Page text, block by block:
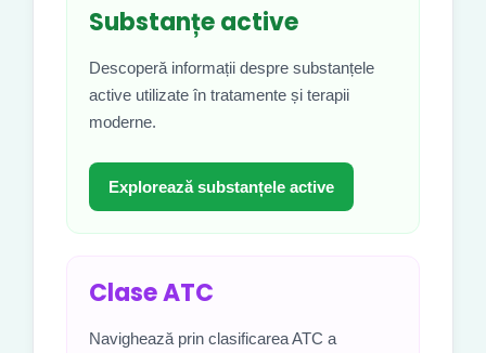
Substanțe active
Descoperă informații despre substanțele
active utilizate în tratamente și terapii
moderne.
Explorează substanțele active
Clase ATC
Navighează prin clasificarea ATC a